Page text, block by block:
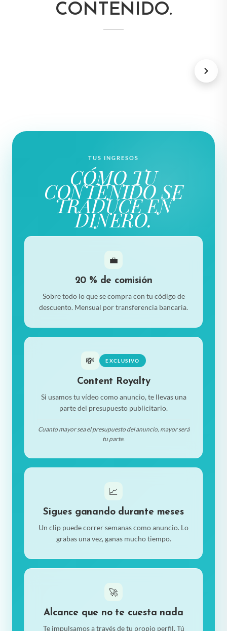
CONTENIDO.
SUSCRIPCIÓN
TUS INGRESOS
CÓMO TU
CONTENIDO SE
TRADUCE EN
DINERO.
💼
20 % de comisión
Sobre todo lo que se compra con tu código de
descuento. Mensual por transferencia bancaria.
💸 EXCLUSIVO
Content Royalty
Si usamos tu vídeo como anuncio, te llevas una
parte del presupuesto publicitario.
Cuanto mayor sea el presupuesto del anuncio, mayor será
tu parte.
📈
Sigues ganando durante meses
Un clip puede correr semanas como anuncio. Lo
grabas una vez, ganas mucho tiempo.
🚀
Alcance que no te cuesta nada
Te impulsamos a través de tu propio perfil. Tú